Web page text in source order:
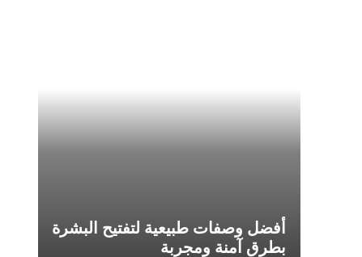
أفضل وصفات طبيعية لتفتيح البشرة
بطرق آمنة ومجربة